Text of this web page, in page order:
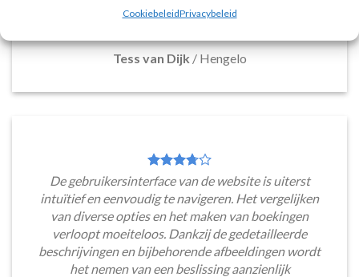
CookiebeleidPrivacybeleid
accommodatie te ontdekken. Met zo'n scala aan
Tess van Dijk / Hengelo
De gebruikersinterface van de website is uiterst
intuïtief en eenvoudig te navigeren. Het vergelijken
van diverse opties en het maken van boekingen
verloopt moeiteloos. Dankzij de gedetailleerde
beschrijvingen en bijbehorende afbeeldingen wordt
het nemen van een beslissing aanzienlijk